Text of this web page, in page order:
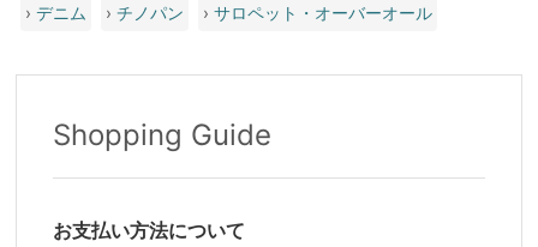
›デニム ›チノパン ›サロペット・オーバーオール
Shopping Guide
お支払い方法について